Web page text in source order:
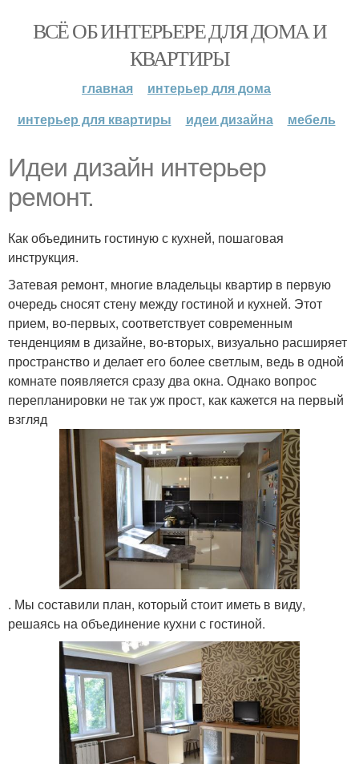
ВСЁ ОБ ИНТЕРЬЕРЕ ДЛЯ ДОМА И
КВАРТИРЫ
главная
интерьер для дома
интерьер для квартиры
идеи дизайна мебель
Идеи дизайн интерьер
ремонт.
Как объединить гостиную с кухней, пошаговая
инструкция.
Затевая ремонт, многие владельцы квартир в первую
очередь сносят стену между гостиной и кухней. Этот
прием, во-первых, соответствует современным
тенденциям в дизайне, во-вторых, визуально расширяет
пространство и делает его более светлым, ведь в одной
комнате появляется сразу два окна. Однако вопрос
перепланировки не так уж прост, как кажется на первый
взгляд
. Мы составили план, который стоит иметь в виду,
решаясь на объединение кухни с гостиной.